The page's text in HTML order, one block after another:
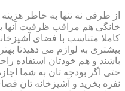
از طرفی نه تنها به خاطر
خانگی هم مراقب ظرفیت آنها
کاملا متناسب با فضای
بیشتری به لوازم می دهیدتا
باشند و هم خودتان استفاده
نفره بخرید و آشپزخانه تان